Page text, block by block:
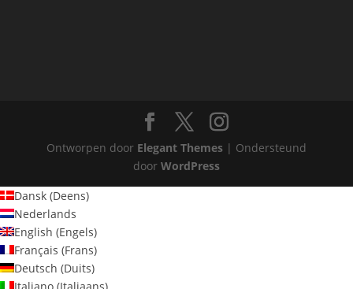
Ontworpen door Elegant Themes| Ondersteund
door WordPress
Dansk (Deens)
Nederlands
English (Engels)
Français (Frans)
Deutsch (Duits)